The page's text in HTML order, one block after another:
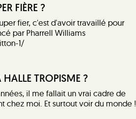
FIÈRE ?
fier, c'est d'avoir travaillé pour
par Pharrell Williams
1/
TROPISME ?
il me fallait un vrai cadre de
moi. Et surtout voir du monde !